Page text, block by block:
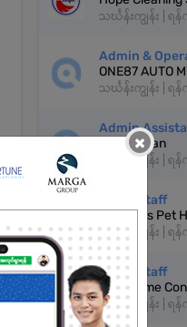
သင်္ဃန်းကျွန်း | ရ
Admin &
ONE87 AUTO
သင်္ဃန်းကျွန်း | ရ
Admin
Shwe Chan
သင်္ဃန်းကျွန်း | ရ
Office Staff
Chacca's Pet
သင်္ဃန်းကျွန်း | ရ
Office Staff
Real Home
သင်္ဃန်းကျွန်း | ရ
×